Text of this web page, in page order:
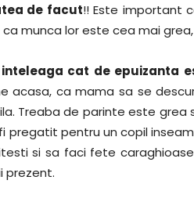
de facut!! Este important
munca lor este cea mai
cat de epuizanta
ca mama sa se
Treaba de parinte este grea
pregatit pentru un copil
si sa faci fete
prezent.